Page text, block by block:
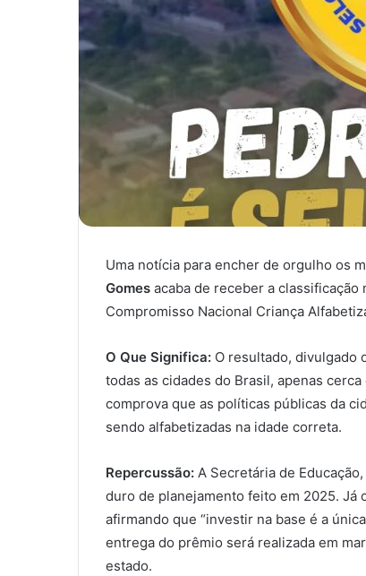
Uma notícia para encher de orgulho os
Gomes acaba de receber a classificação
Compromisso Nacional Criança
O Que Significa: O resultado, divulgado
todas as cidades do Brasil, apenas
comprova que as políticas públicas da
sendo alfabetizadas na idade correta.
Repercussão: A Secretária de
duro de planejamento feito em 2025.
afirmando que “investir na base é a
entrega do prêmio será realizada em
estado.